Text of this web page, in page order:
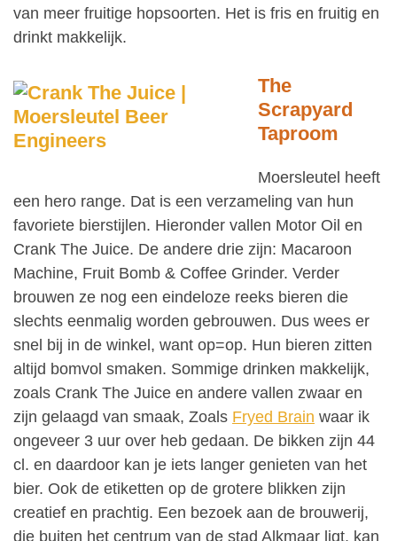
van meer fruitige hopsoorten. Het is fris en fruitig en
drinkt makkelijk.
The
Scrapyard
Taproom
Moersleutel heeft
een hero range. Dat is een verzameling van hun
favoriete bierstijlen. Hieronder vallen Motor Oil en
Crank The Juice. De andere drie zijn: Macaroon
Machine, Fruit Bomb & Coffee Grinder. Verder
brouwen ze nog een eindeloze reeks bieren die
slechts eenmalig worden gebrouwen. Dus wees er
snel bij in de winkel, want op=op. Hun bieren zitten
altijd bomvol smaken. Sommige drinken makkelijk,
zoals Crank The Juice en andere vallen zwaar en
zijn gelaagd van smaak, Zoals Fryed Brain waar ik
ongeveer 3 uur over heb gedaan. De bikken zijn 44
cl. en daardoor kan je iets langer genieten van het
bier. Ook de etiketten op de grotere blikken zijn
creatief en prachtig. Een bezoek aan de brouwerij,
die buiten het centrum van de stad Alkmaar ligt, kan